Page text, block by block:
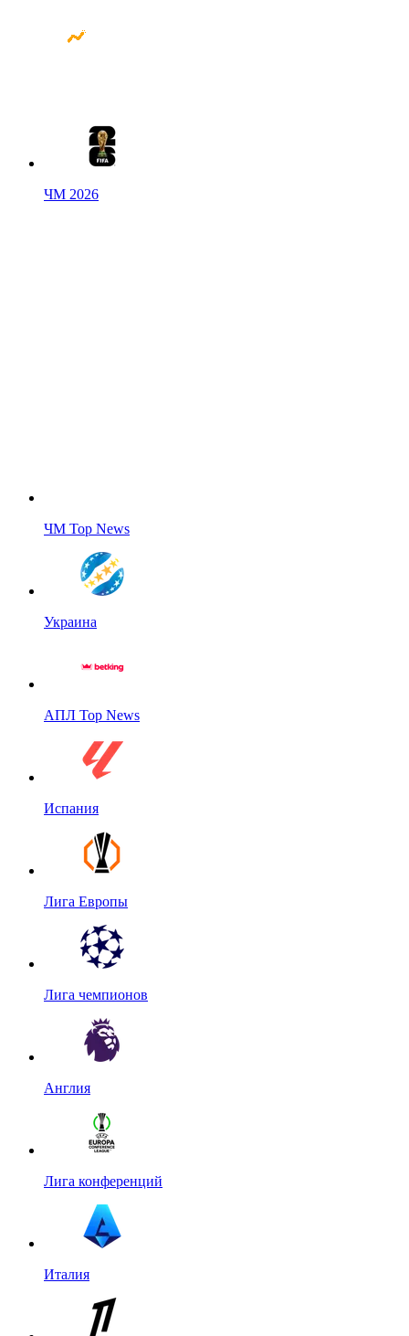
ЧМ 2026
ЧМ Top News
Украина
АПЛ Top News
Испания
Лига Европы
Лига чемпионов
Англия
Лига конференций
Италия